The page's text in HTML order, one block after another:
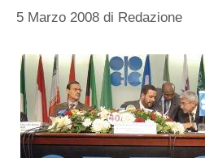
5 Marzo 2008 di Redazione